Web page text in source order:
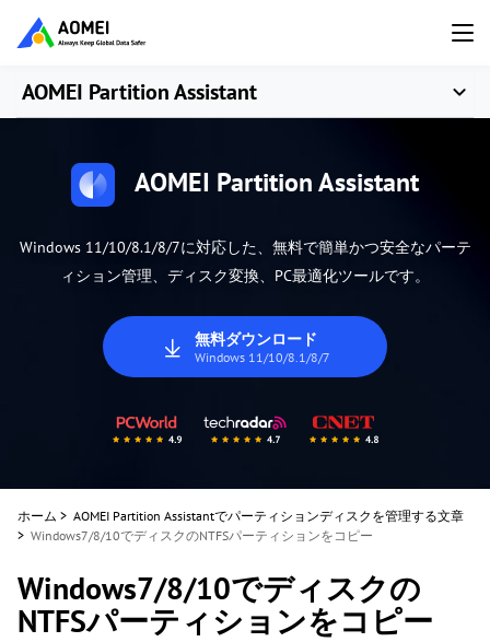
AOMEI Partition Assistant
AOMEI Partition Assistant
Windows 11/10/8.1/8/7に対応した、無料で簡単かつ安全なパーテ
ィション管理、ディスク変換、PC最適化ツールです。
無料ダウンロード
Windows 11/10/8.1/8/7
ホーム > AOMEI Partition Assistantでパーティションディスクを管理する文章
> Windows7/8/10でディスクのNTFSパーティションをコピー
Windows7/8/10でディスクの
NTFSパーティションをコピー